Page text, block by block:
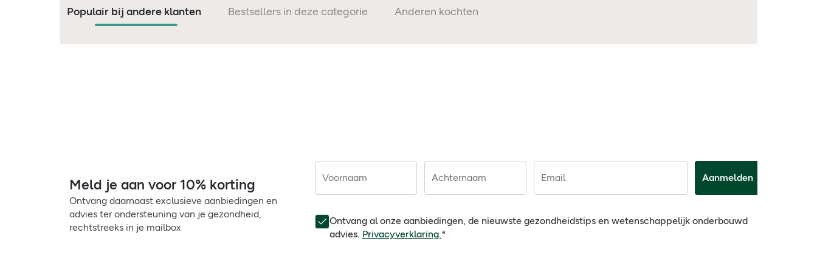
Populair bij andere klanten Bestsellers in deze categorie Anderen kochten ook
Meld je aan voor 10% korting
Ontvang daarnaast exclusieve aanbiedingen en
advies ter ondersteuning van je gezondheid,
rechtstreeks in je mailbox
Voornaam Achternaam Email Aanmelden
Ontvang al onze aanbiedingen, de nieuwste gezondheidstips en wetenschappelijk onderbouwd
advies. Privacyverklaring.*